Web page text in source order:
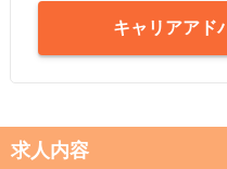
キャリアアド
求人内容